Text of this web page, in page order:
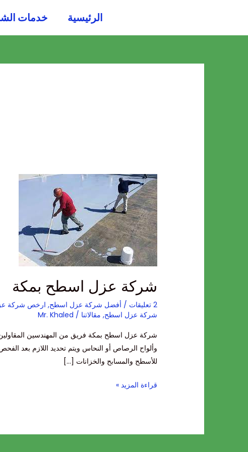
الرئيسية خدمات
شركة عزل اسطح بمكة
2 تعليقات / أفضل شركة عزل اسطح, ارخص شركة
شركة عزل اسطح, مقالاتنا /
Mr. Khaled
شركة عزل اسطح بمكة فريق من المهندسين المقاولين
وألواح الرصاص أو النحاس ويتم تحديد اللازم بعد
للأسطح والمسابح والخزانات […]
شركة
عزل
اسطح
بمكة
قراءة المزيد »